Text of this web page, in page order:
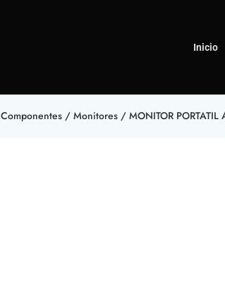
Inicio
Componentes / Monitores / MONITOR